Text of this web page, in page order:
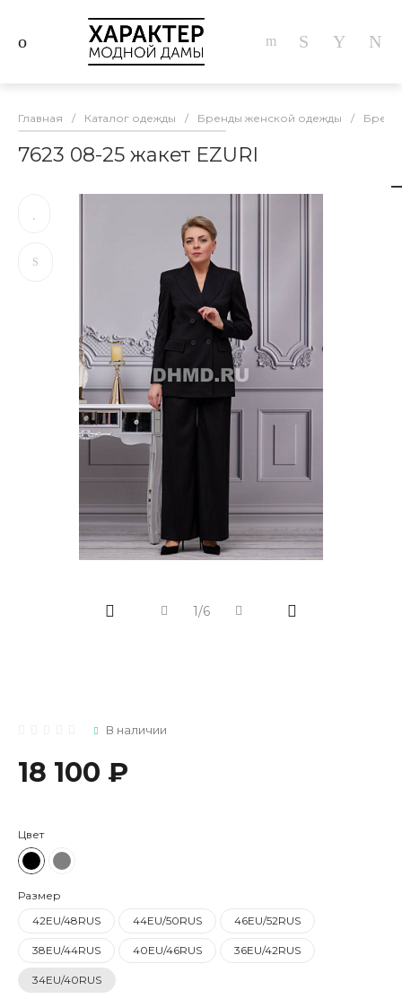
Главная / Каталог одежды / Бренды женской одежды /
7623 08-25 жакет EZURI
1/6
В наличии
18 100 ₽
Цвет
Размер
42EU/48RUS
44EU/50RUS 46EU/52RUS
38EU/44RUS 40EU/46RUS 36EU/42RUS
34EU/40RUS